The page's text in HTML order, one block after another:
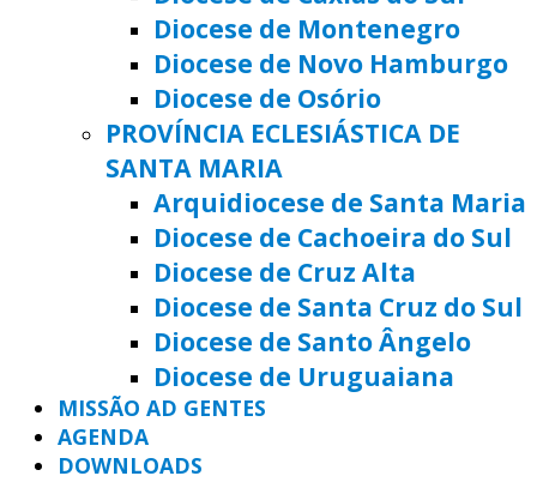
Diocese de Montenegro
Diocese de Novo Hamburgo
Diocese de Osório
PROVÍNCIA ECLESIÁSTICA DE
SANTA MARIA
Arquidiocese de Santa Maria
Diocese de Cachoeira do Sul
Diocese de Cruz Alta
Diocese de Santa Cruz do Sul
Diocese de Santo Ângelo
Diocese de Uruguaiana
MISSÃO AD GENTES
AGENDA
DOWNLOADS